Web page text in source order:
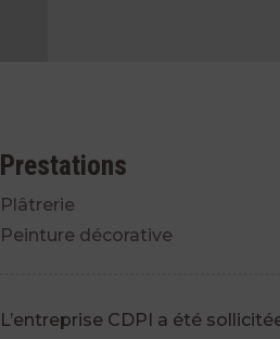
Prestations
Plâtrerie
Peinture décorative
L’entreprise CDPI a été